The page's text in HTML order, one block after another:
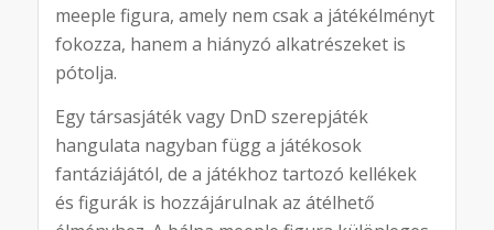
meeple figura, amely nem csak a játékélményt
fokozza, hanem a hiányzó alkatrészeket is
pótolja.
Egy társasjáték vagy DnD szerepjáték
hangulata nagyban függ a játékosok
fantáziájától, de a játékhoz tartozó kellékek
és figurák is hozzájárulnak az átélhető